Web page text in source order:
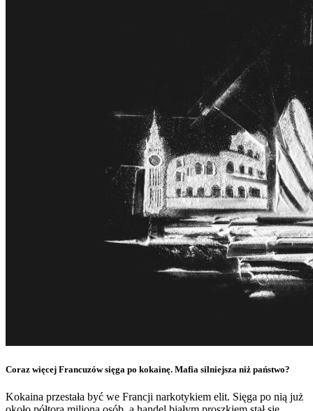
Coraz więcej Francuzów sięga po kokainę. Mafia silniejsza niż państwo?
Kokaina przestała być we Francji narkotykiem elit. Sięga po nią już